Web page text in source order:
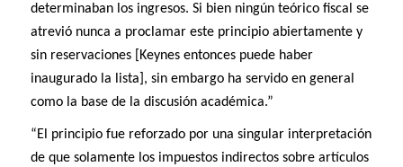
determinaban los ingresos. Si bien ningún teórico fiscal se
atrevió nunca a proclamar este principio abiertamente y
sin reservaciones [Keynes entonces puede haber
inaugurado la lista], sin embargo ha servido en general
como la base de la discusión académica.”
“El principio fue reforzado por una singular interpretación
de que solamente los impuestos indirectos sobre artículos